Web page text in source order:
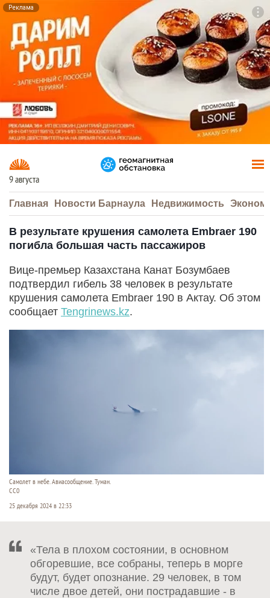
Реклама
9 августа
Главная Новости Барнаула Недвижимость
В результате крушения самолета Embraer 190
погибла большая часть пассажиров
Вице-премьер Казахстана Канат Бозумбаев
подтвердил гибель 38 человек в результате
крушения самолета Embraer 190 в Актау. Об этом
сообщает Tengrinews.kz.
Самолет в небе. Авиасообщение. Туман.
CC0
25 декабря 2024 в 22:33
«Тела в плохом состоянии, в основном
обгоревшие, все собраны, теперь в морге
будут, будет опознание. 29 человек, в том
числе двое детей, они пострадавшие - в